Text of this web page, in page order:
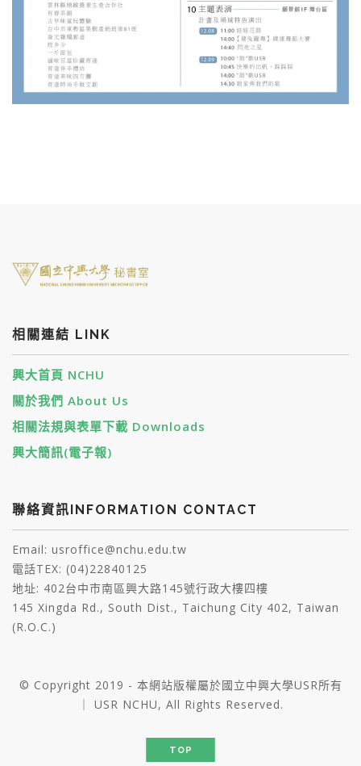
相關連結 LINK
興大首頁 NCHU
關於我們 About Us
相關法規與表單下載 Downloads
興大簡訊(電子報)
聯絡資訊INFORMATION CONTACT
Email: usroffice@nchu.edu.tw
電話TEX: (04)22840125
地址: 402台中市南區興大路145號行政大樓四樓
145 Xingda Rd., South Dist., Taichung City 402, Taiwan
(R.O.C.)
© Copyright 2019 - 本網站版權屬於國立中興大學USR所有
｜ USR NCHU, All Rights Reserved.
TOP